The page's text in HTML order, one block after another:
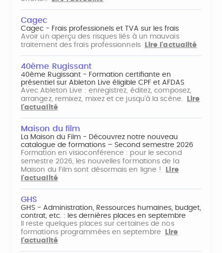
Cagec
Cagec - Frais professionels et TVA sur les frais
Avoir un aperçu des risques liés à un mauvais
traitement des frais professionnels
Lire l'actualité
40ème Rugissant
40ème Rugissant - Formation certifiante en
présentiel sur Ableton Live éligible CPF et AFDAS
Avec Ableton Live : enregistrez, éditez, composez,
arrangez, remixez, mixez et ce jusqu'à la scène.
Lire
l'actualité
Maison du film
La Maison du Film - Découvrez notre nouveau
catalogue de formations – Second semestre 2026
Formation en visioconférence : pour le second
semestre 2026, les nouvelles formations de la
Maison du Film sont désormais en ligne !
Lire
l'actualité
GHS
GHS - Administration, Ressources humaines, budget,
contrat, etc. : les dernières places en septembre
Il reste quelques places sur certaines de nos
formations programmées en septembre
Lire
l'actualité